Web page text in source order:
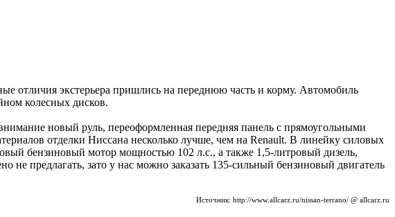
отличия экстерьера пришлись на переднюю часть и корму. Автомобиль
колесных дисков.
новый руль, переоформленная передняя панель с прямоугольными
отделки Ниссана несколько лучше, чем на Renault. В линейку силовых
бензиновый мотор мощностью 102 л.с., а также 1,5-литровый дизель,
предлагать, зато у нас можно заказать 135-сильный бензиновый двигатель
Источник: http://www.allcarz.ru/nissan-terrano/ @ allcarz.ru